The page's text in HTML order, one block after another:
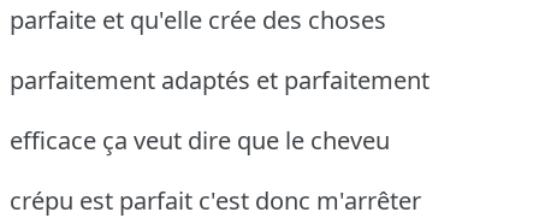
parfaite et qu'elle crée des choses
parfaitement adaptés et parfaitement
efficace ça veut dire que le cheveu
crépu est parfait c'est donc m'arrêter